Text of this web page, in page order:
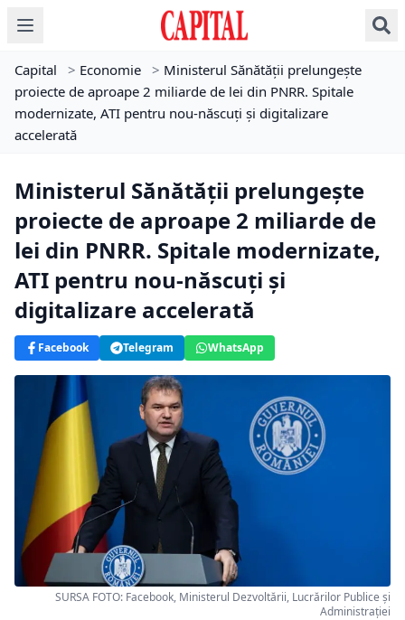
Capital > Economie > Ministerul Sănătății prelungește
proiecte de aproape 2 miliarde de lei din PNRR. Spitale
modernizate, ATI pentru nou-născuți și digitalizare
accelerată
Ministerul Sănătății prelungește
proiecte de aproape 2 miliarde de
lei din PNRR. Spitale modernizate,
ATI pentru nou-născuți și
digitalizare accelerată
Facebook Telegram WhatsApp
SURSA FOTO: Facebook, Ministerul Dezvoltării, Lucrărilor Publice şi
Administraţiei